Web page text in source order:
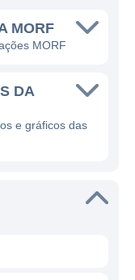
MORF
MORF
DA
e gráficos das